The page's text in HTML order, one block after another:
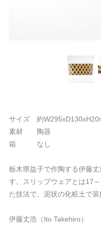
サイズ 約
素材 陶器
箱 なし
栃木県益子で作陶する伊藤
す。スリップウェアとは17
た技法で、泥状の化粧土で
伊藤丈浩（Ito Takehiro）